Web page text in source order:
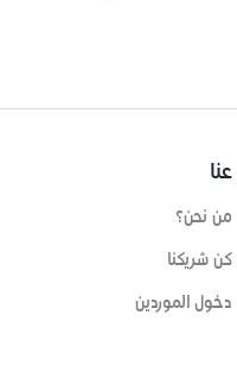
عنا
من نحن؟
كن شريكنا
دخول الموردين